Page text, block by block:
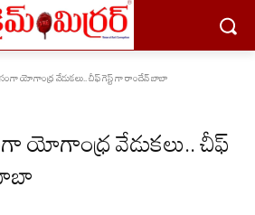
యోగాంధ్ర వేడుకలు.. చీఫ్ గెస్ట్ గా రాందేవ్ బాబా
యోగాంధ్ర వేడుకలు.. చీఫ్